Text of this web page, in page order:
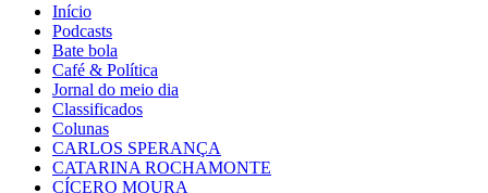
Início
Podcasts
Bate bola
Café & Política
Jornal do meio dia
Classificados
Colunas
CARLOS SPERANÇA
CATARINA ROCHAMONTE
CÍCERO MOURA